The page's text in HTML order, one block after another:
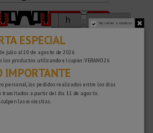
No volver a mostrar.
ESPECIAL
julio al 10 de agosto de 2026
los productos utilizando el cupón: VERANO26
IMPORTANTE
personal, los pedidos realizados entre los días
tramitados a partir del día 11 de agosto.
las molestias.